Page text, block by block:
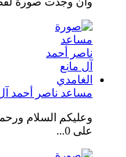
مساعد ناصر أحمد
وعليكم السلام
على 0...